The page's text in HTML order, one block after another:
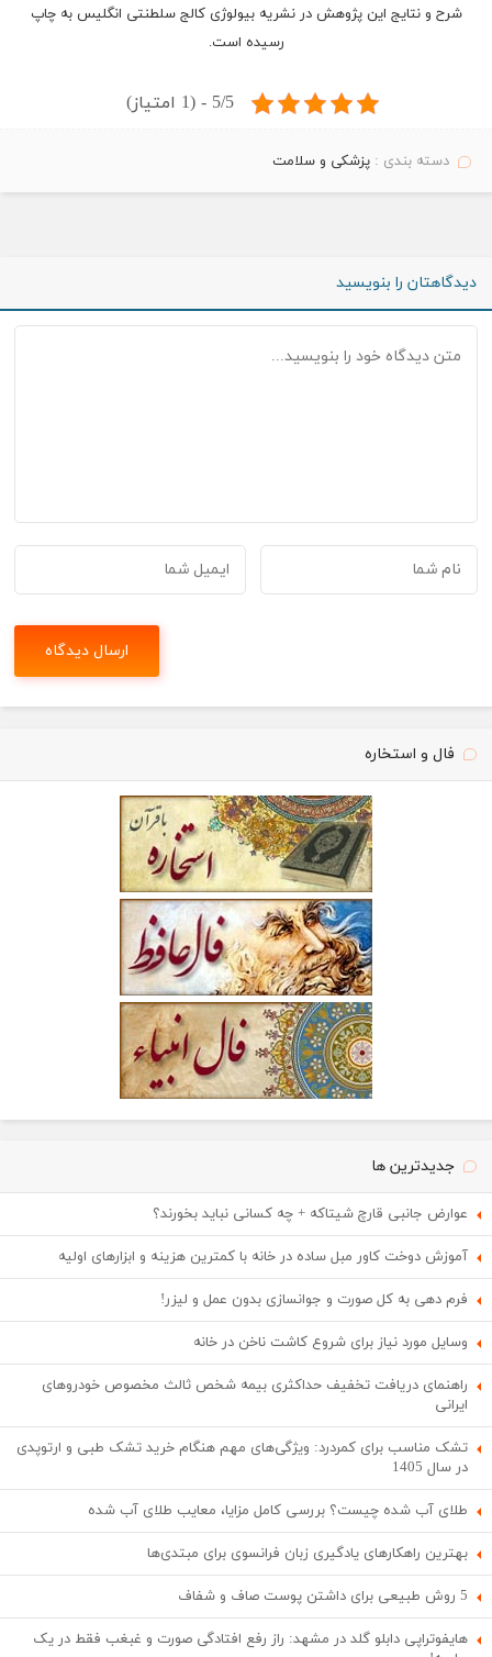
شرح و نتایج این پژوهش در نشریه بیولوژی کالج سلطنتی انگلیس به چاپ
رسیده است.
5/5 - (1 امتیاز)
دسته بندی :پزشکی و سلامت
دیدگاهتان را بنویسید
فال و استخاره
جدیدترین ها
عوارض جانبی قارچ شیتاکه + چه کسانی نباید بخورند؟
آموزش دوخت کاور مبل ساده در خانه با کمترین هزینه و ابزارهای اولیه
فرم دهی به کل صورت و جوانسازی بدون عمل و لیزر!
وسایل مورد نیاز برای شروع کاشت ناخن در خانه
راهنمای دریافت تخفیف حداکثری بیمه شخص ثالث مخصوص خودروهای
ایرانی
تشک مناسب برای کمردرد: ویژگی‌های مهم هنگام خرید تشک طبی و ارتوپدی
در سال 1405
طلای آب شده چیست؟ بررسی کامل مزایا، معایب طلای آب شده
بهترین راهکارهای یادگیری زبان فرانسوی برای مبتدی‌ها
5 روش طبیعی برای داشتن پوست صاف و شفاف
هایفوتراپی دابلو گلد در مشهد: راز رفع افتادگی صورت و غبغب فقط در یک